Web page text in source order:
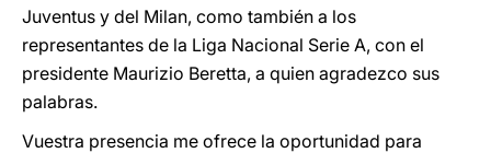
Juventus y del Milan, como también a los
representantes de la Liga Nacional Serie A, con el
presidente Maurizio Beretta, a quien agradezco sus
palabras.
Vuestra presencia me ofrece la oportunidad para